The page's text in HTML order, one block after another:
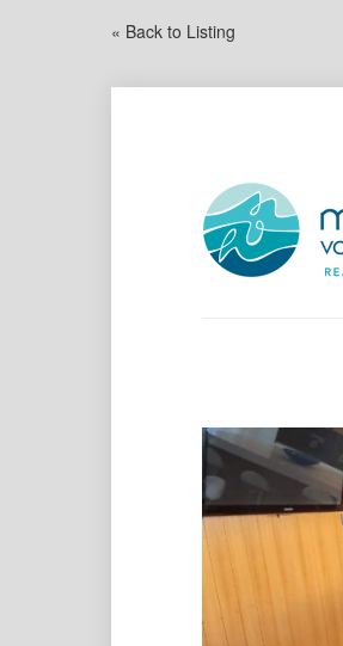
« Back to Listing